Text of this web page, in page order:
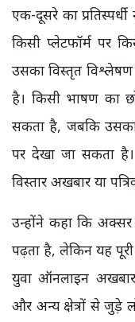
एक-दूसरे का
किसी प्लेटफॉर्म पर
उसका विस्तृत
है। किसी भाषण का
सकता है, जबकि उसका
पर देखा जा सकता
विस्तार अखबार या
उन्होंने कहा कि
पढ़ता है, लेकिन यह
युवा ऑनलाइन
और अन्य क्षेत्रों से जुड़े